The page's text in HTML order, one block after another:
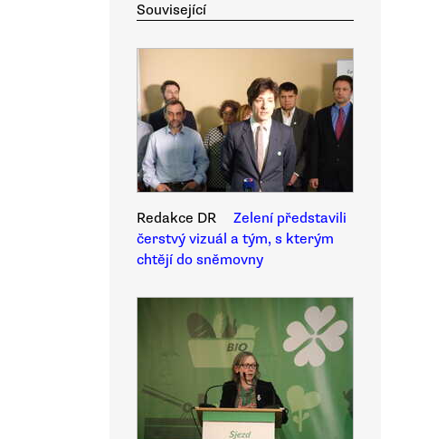
Související
Redakce DR
Zelení představili
čerstvý vizuál a tým, s kterým
chtějí do sněmovny